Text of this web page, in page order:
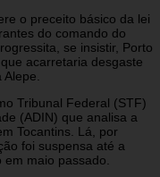
o preceito básico da lei
do comando do
se insistir, Porto
acarretaria desgaste
Tribunal Federal (STF)
(ADIN) que analisa a
Tocantins. Lá, por
foi suspensa até a
maio passado.